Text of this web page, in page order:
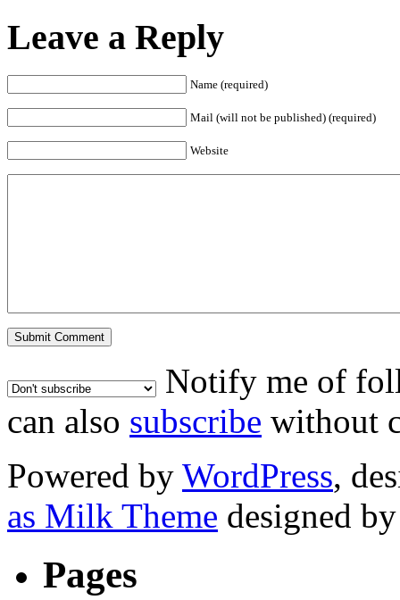
Leave a Reply
Name (required)
Mail (will not be published) (required)
Website
Notify me of
can also subscribe without
Powered by WordPress,
as Milk Theme designed
Pages